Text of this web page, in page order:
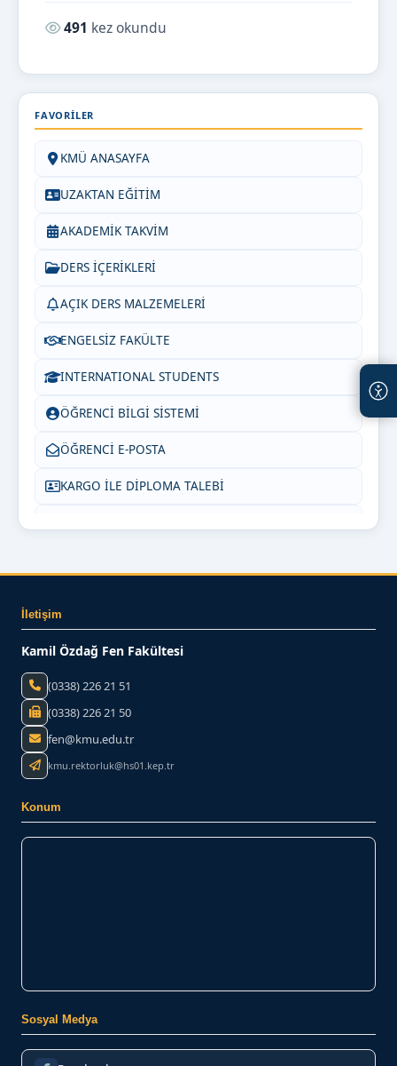
Okunma sayısı:
491 kez okundu
FAVORILER
KMÜ ANASAYFA
UZAKTAN EĞİTİM
AKADEMİK TAKVİM
DERS İÇERİKLERİ
AÇIK DERS MALZEMELERİ
ENGELSİZ FAKÜLTE
INTERNATIONAL STUDENTS
ÖĞRENCİ BİLGİ SİSTEMİ
ÖĞRENCİ E-POSTA
KARGO İLE DİPLOMA TALEBİ
İletişim
Kamil Özdağ Fen Fakültesi
(0338) 226 21 51
(0338) 226 21 50
fen@kmu.edu.tr
kmu.rektorluk@hs01.kep.tr
Konum
Sosyal Medya